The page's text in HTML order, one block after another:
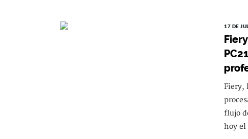
17 DE
Fiery,
flujo
hoy el